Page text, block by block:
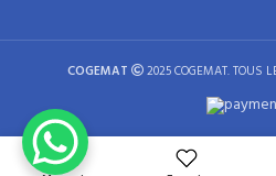
COGEMAT 2025 COGEMAT. TOUS